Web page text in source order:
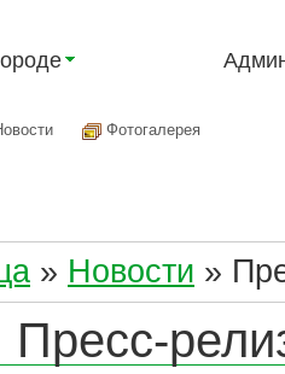
Фотогалерея
» Новости »